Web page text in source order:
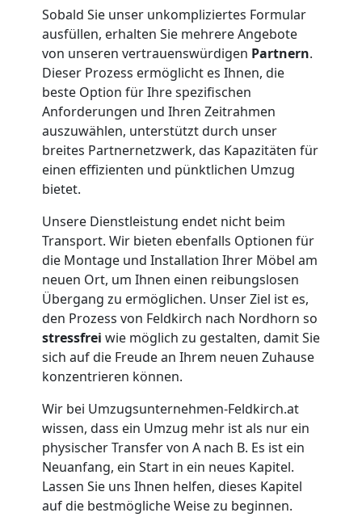
Sobald Sie unser unkompliziertes Formular
ausfüllen, erhalten Sie mehrere Angebote
von unseren vertrauenswürdigen Partnern.
Dieser Prozess ermöglicht es Ihnen, die
beste Option für Ihre spezifischen
Anforderungen und Ihren Zeitrahmen
auszuwählen, unterstützt durch unser
breites Partnernetzwerk, das Kapazitäten für
einen effizienten und pünktlichen Umzug
bietet.
Unsere Dienstleistung endet nicht beim
Transport. Wir bieten ebenfalls Optionen für
die Montage und Installation Ihrer Möbel am
neuen Ort, um Ihnen einen reibungslosen
Übergang zu ermöglichen. Unser Ziel ist es,
den Prozess von Feldkirch nach Nordhorn so
stressfrei wie möglich zu gestalten, damit Sie
sich auf die Freude an Ihrem neuen Zuhause
konzentrieren können.
Wir bei Umzugsunternehmen-Feldkirch.at
wissen, dass ein Umzug mehr ist als nur ein
physischer Transfer von A nach B. Es ist ein
Neuanfang, ein Start in ein neues Kapitel.
Lassen Sie uns Ihnen helfen, dieses Kapitel
auf die bestmögliche Weise zu beginnen.
Feldkirch
Privatumzug
Feldkirch
Tresortransport
Feldkirch
Umzug
für
Senioren
Feldkirch